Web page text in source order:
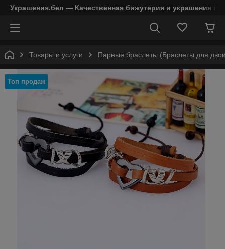
Украшения.бел — Качественная бижутерия и украшения в
Товары и услуги Парные браслеты (Браслеты для
Топ продаж